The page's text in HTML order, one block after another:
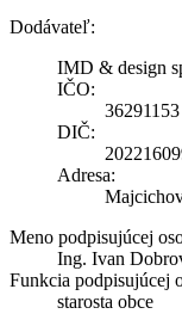
Dodávateľ:
IMD & design
IČO:
36291153
DIČ:
Adresa:
Meno podpisujúcej
Ing. Ivan
Funkcia podpisujúcej
starosta obce